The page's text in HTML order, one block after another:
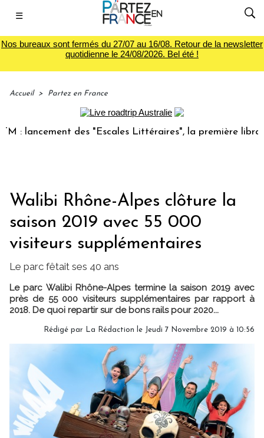
☰
Nos bureaux sont fermés du 27/07 au 16/08. Retour de la newsletter
quotidienne le 24/08/2026. Bel été !
Accueil > Partez en France
des "Escales Littéraires", la première librairie du
Walibi Rhône-Alpes clôture la
saison 2019 avec 55 000
visiteurs supplémentaires
Le parc fêtait ses 40 ans
Le parc Walibi Rhône-Alpes termine la saison 2019 avec
près de 55 000 visiteurs supplémentaires par rapport à
2018. De quoi repartir sur de bons rails pour 2020...
Rédigé par La Rédaction le Jeudi 7 Novembre 2019 à 10:56